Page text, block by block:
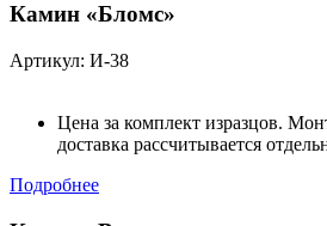
Камин «Бломс»
Артикул: И-38
Цена за комплект изразцов.
доставка рассчитывается
Подробнее